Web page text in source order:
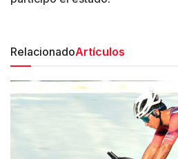
RelacionadoArtículos